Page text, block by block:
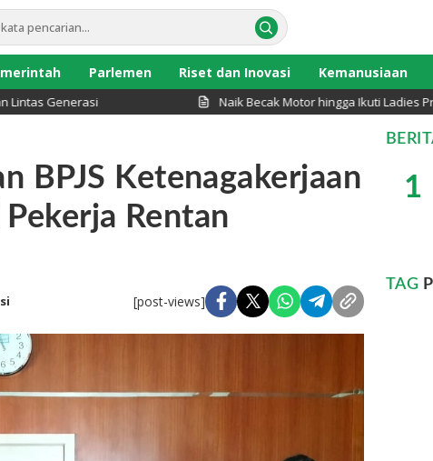
Parlemen Riset dan Inovasi Kemanusiaan
Generasi Naik Becak Motor hingga Ikuti Ladies
BPJS Ketenagakerjaan
Rentan
[post-views]
1
TAG